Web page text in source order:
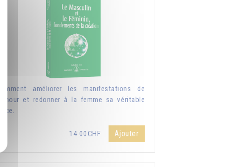
Comment améliorer les manifestations de
l'amour et redonner à la femme sa véritable
place.
14.00CHF Ajouter